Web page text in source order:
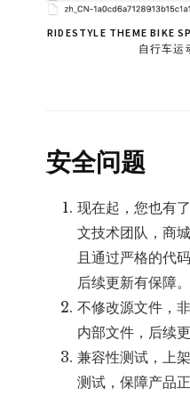
RIDESTYLE THEME BIKE
自行车运
安全问题
现在起，您也有
文技术团队，商
且通过严格的代
后续更新有保障。
不修改源文件，
内部文件，后续
兼容性测试，上
测试，保障产品正